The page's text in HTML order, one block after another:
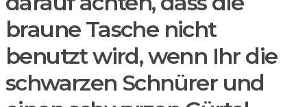
braune Tasche nicht
benutzt wird, wenn Ihr die
schwarzen Schnürer und